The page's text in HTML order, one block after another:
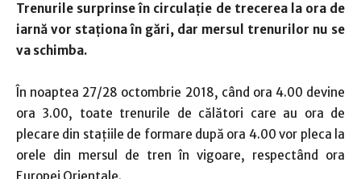
Trenurile surprinse în circulaţie de trecerea la ora de
iarnă vor staţiona în gări, dar mersul trenurilor nu se
va schimba.
În noaptea 27/28 octombrie 2018, când ora 4.00 devine
ora 3.00, toate trenurile de călători care au ora de
plecare din staţiile de formare după ora 4.00 vor pleca la
orele din mersul de tren în vigoare, respectând ora